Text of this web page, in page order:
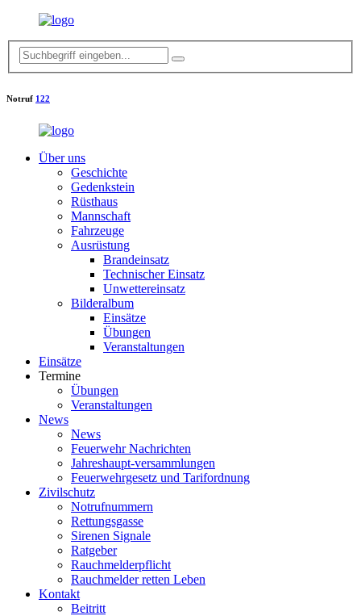
Notruf 122
Über uns
Geschichte
Gedenkstein
Rüsthaus
Mannschaft
Fahrzeuge
Ausrüstung
Brandeinsatz
Technischer Einsatz
Unwettereinsatz
Bilderalbum
Einsätze
Übungen
Veranstaltungen
Einsätze
Termine
Übungen
Veranstaltungen
News
News
Feuerwehr Nachrichten
Jahreshaupt-versammlungen
Feuerwehrgesetz und Tarifordnung
Zivilschutz
Notrufnummern
Rettungsgasse
Sirenen Signale
Ratgeber
Rauchmelderpflicht
Rauchmelder retten Leben
Kontakt
Beitritt